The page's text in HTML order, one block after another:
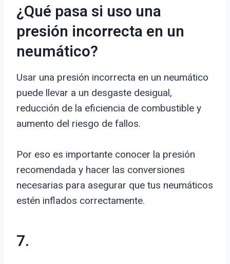
¿Qué pasa si uso una
presión incorrecta en un
neumático?
Usar una presión incorrecta en un neumático
puede llevar a un desgaste desigual,
reducción de la eficiencia de combustible y
aumento del riesgo de fallos.
Por eso es importante conocer la presión
recomendada y hacer las conversiones
necesarias para asegurar que tus neumáticos
estén inflados correctamente.
7.